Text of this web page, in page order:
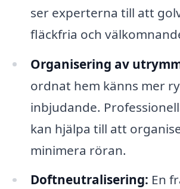
ser experterna till att
fläckfria och
Organisering av
ordnat hem känns mer
inbjudande.
kan hjälpa till att
minimera röran.
Doftneutralisering: En